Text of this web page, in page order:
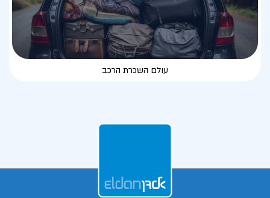
עולם השכרת הרכב